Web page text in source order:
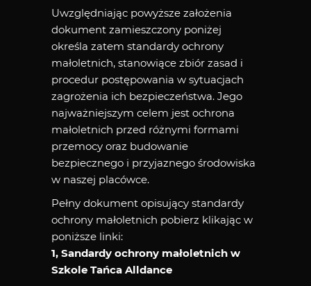
Uwzględniając powyższe założenia
dokument zamieszczony poniżej
określa zatem standardy ochrony
małoletnich, stanowiące zbiór zasad i
procedur postępowania w sytuacjach
zagrożenia ich bezpieczeństwa. Jego
najważniejszym celem jest ochrona
małoletnich przed różnymi formami
przemocy oraz budowanie
bezpiecznego i przyjaznego środowiska
w naszej placówce.
Pełny dokument opisujący standardy
ochrony małoletnich pobierz klikając w
poniższe linki:
1, Sandardy ochrony małoletnich w
Szkole Tańca Alldance